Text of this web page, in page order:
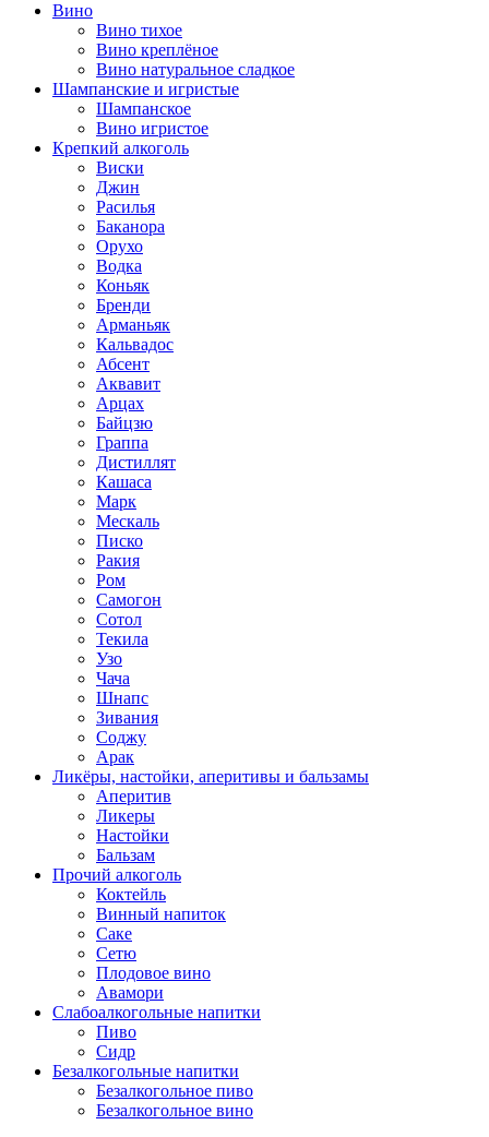
Вино
Вино тихое
Вино креплёное
Вино натуральное сладкое
Шампанские и игристые
Шампанское
Вино игристое
Крепкий алкоголь
Виски
Джин
Расилья
Баканора
Орухо
Водка
Коньяк
Бренди
Арманьяк
Кальвадос
Абсент
Аквавит
Арцах
Байцзю
Граппа
Дистиллят
Кашаса
Марк
Мескаль
Писко
Ракия
Ром
Самогон
Сотол
Текила
Узо
Чача
Шнапс
Зивания
Соджу
Арак
Ликёры, настойки, аперитивы и бальзамы
Аперитив
Ликеры
Настойки
Бальзам
Прочий алкоголь
Коктейль
Винный напиток
Саке
Сетю
Плодовое вино
Авамори
Слабоалкогольные напитки
Пиво
Сидр
Безалкогольные напитки
Безалкогольное пиво
Безалкогольное вино